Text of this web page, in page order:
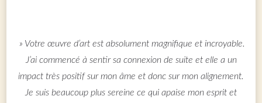
» Votre œuvre d’art est absolument magnifique et incroyable.
J’ai commencé à sentir sa connexion de suite et elle a un
impact très positif sur mon âme et donc sur mon alignement.
Je suis beaucoup plus sereine ce qui apaise mon esprit et